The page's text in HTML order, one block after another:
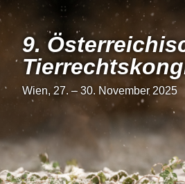
9.
Wien, 27. – 30. November 2025